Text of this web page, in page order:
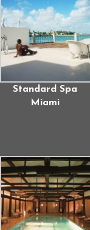
Standard Spa
Miami